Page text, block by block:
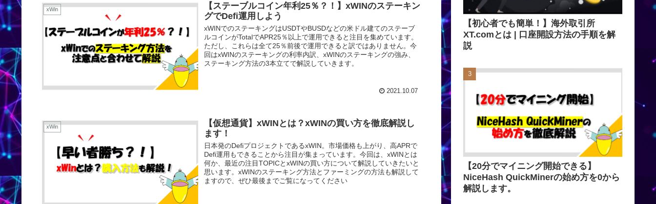
xWin
【ステーブルコイン年利25％？！】xWINのステーキン
グでDefi運用しよう
xWINでのステーキングはUSDTやBUSDなどの米ドル建てのステーブ
ルコインがTotalでAPR25％以上で運用できると注目を集めています。
ただし、これらは全て25％前後で運用できると訳ではありません。今
回はxWINのステーキングの利率内訳、xWINのステーキングの強み、
ステーキング方法の3本立てで解説していきます。
2021.10.07
xWin
【仮想通貨】xWINとは？xWINの買い方を徹底解説し
ます！
日本発のDefiプロジェクトであるxWIN。市場価格も上がり、高APRで
Defi運用もできることから注目が集まっています。今回は、xWINとは
何か、最近の注目TOPICとxWINの買い方について解説していきたいと
思います。xWINのステーキング方法とファーミングの方法も解説して
ますので、ぜひ最後までご覧になってください
【初心者でも簡単！】海外取引所
XT.comとは | 口座開設方法の手順を解
説
【20分でマイニング開始できる】
NiceHash QuickMinerの始め方を0から
解説します。